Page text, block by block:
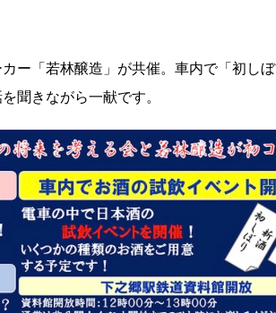
ー「若林醸造」が共催。車内で「初しぼ
聞きながら一献です。